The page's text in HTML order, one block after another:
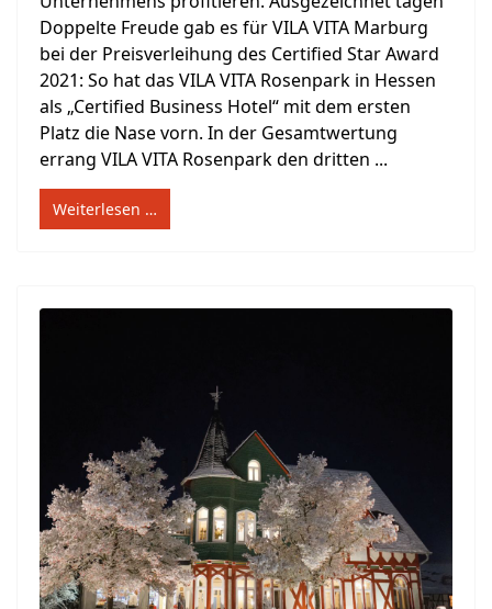
Doppelte Freude gab es für VILA VITA Marburg
bei der Preisverleihung des Certified Star Award
2021: So hat das VILA VITA Rosenpark in Hessen
als „Certified Business Hotel“ mit dem ersten
Platz die Nase vorn. In der Gesamtwertung
errang VILA VITA Rosenpark den dritten ...
Weiterlesen …